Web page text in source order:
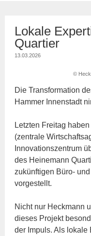
Lokale
Quartier
13.03.2026
©
Die Transformation
Hammer Innenstadt
Letzten Freitag
(zentrale
Innovationszentrum
des Heinemann
zukünftigen Büro-
vorgestellt.
Nicht nur Heckmann
dieses Projekt
der Impuls. Als lokale